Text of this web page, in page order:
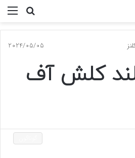
جستجو
2024/05/05
کلش آف